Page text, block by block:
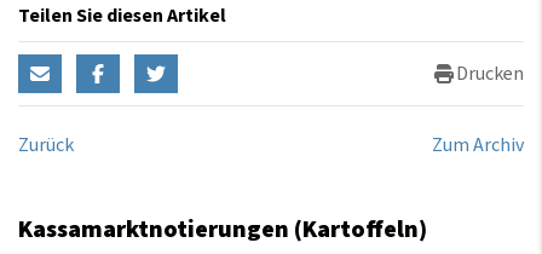
Teilen Sie diesen Artikel
Drucken
Zurück Zum Archiv
Kassamarktnotierungen (Kartoffeln)